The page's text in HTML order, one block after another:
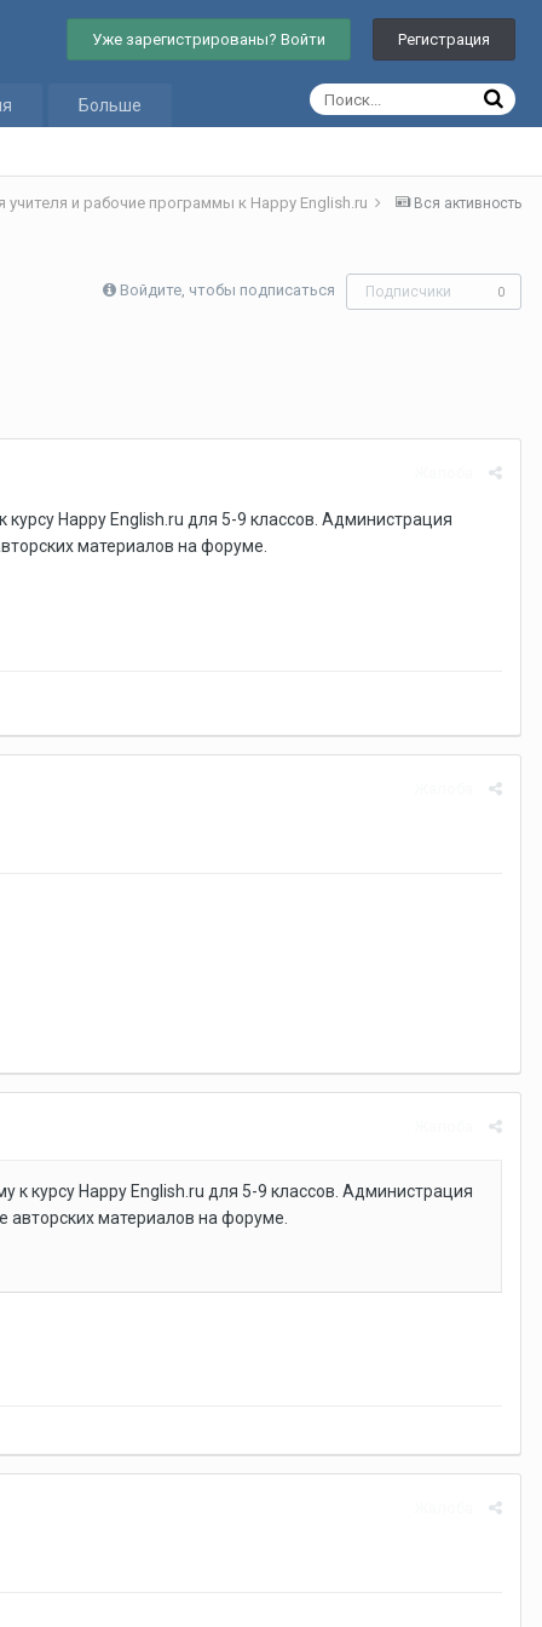
Уже зарегистрированы? Войти Регистрация
Больше
Вся активность
учителя и рабочие программы к Happy English.ru
Войдите, чтобы подписаться Подписчики 0
Happy English.ru для 5-9 классов. Администрация
материалов на форуме.
курсу Happy English.ru для 5-9 классов. Администрация
материалов на форуме.